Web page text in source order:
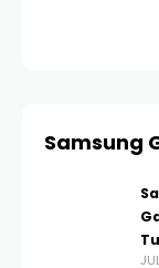
Samsung